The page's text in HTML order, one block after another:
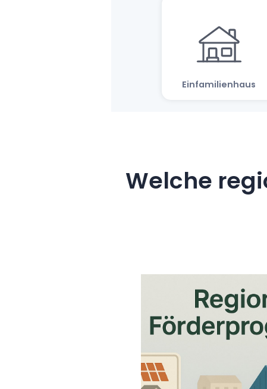
Welche